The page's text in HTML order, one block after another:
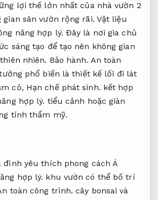
lợi thế lớn nhất của nhà vườn 2
gian sân vườn rộng rãi. Vật liệu
năng hợp lý. Đây là nơi gia chủ
sáng tạo để tạo nên không gian
nhiên. Bảo hành. An toàn
phổ biến là thiết kế lối đi lát
cỏ, Hạn chế phát sinh. kết hợp
hợp lý. tiểu cảnh hoặc giàn
tính thẩm mỹ.
đình yêu thích phong cách Á
hợp lý. khu vườn có thể bố trí
toàn công trình. cây bonsai và